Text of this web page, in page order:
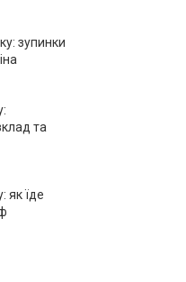
зупинки
та
як їде